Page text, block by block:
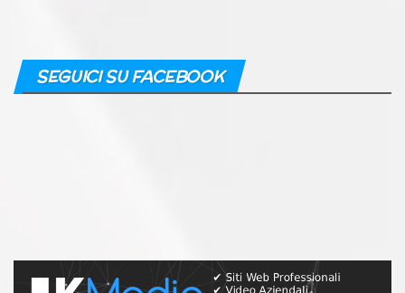
SEGUICI SU FACEBOOK